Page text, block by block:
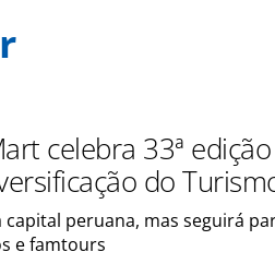
celebra 33ª
do
peruana, mas seguirá
e famtours